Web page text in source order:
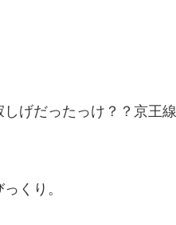
げだったっけ？？京王
くり。